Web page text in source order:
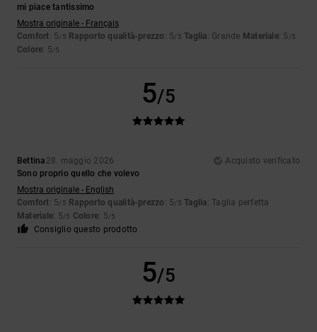
mi piace tantissimo
Mostra originale - Français
Comfort: 5/5 Rapporto qualità-prezzo : 5/5 Taglia: Grande Materiale: 5 /5
Colore: 5/5
5/5
Bettina 28. maggio 2026
Acquisto verificato
Sono proprio quello che volevo
Mostra originale - English
Comfort: 5/5 Rapporto qualità-prezzo : 5/5 Taglia: Taglia perfetta
Materiale: 5/5 Colore: 5/5
Consiglio questo prodotto
5/5